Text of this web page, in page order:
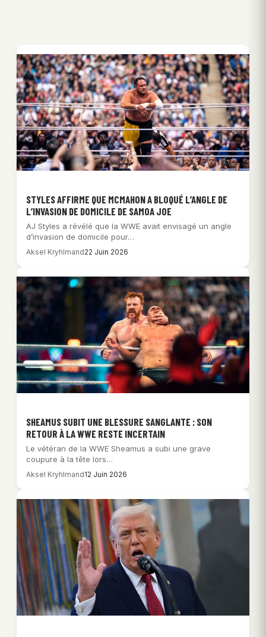
STYLES AFFIRME QUE MCMAHON A BLOQUÉ L’ANGLE DE
L’INVASION DE DOMICILE DE SAMOA JOE
AJ Styles a révélé que la WWE avait envisagé un angle
d’invasion de domicile pour…
Aksel Kryhlmand22 Juin 2026
SHEAMUS SUBIT UNE BLESSURE SANGLANTE : SON
RETOUR À LA WWE RESTE INCERTAIN
Le vétéran de la WWE Sheamus a subi une grave
coupure à la tête lors…
Aksel Kryhlmand12 Juin 2026